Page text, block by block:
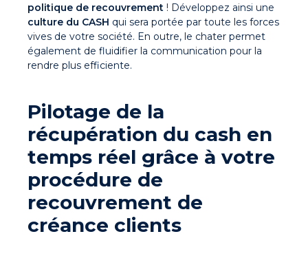
politique de recouvrement ! Développez ainsi une
culture du CASH qui sera portée par toute les forces
vives de votre société. En outre, le chater permet
également de fluidifier la communication pour la
rendre plus efficiente.
Pilotage de la
récupération du cash en
temps réel grâce à votre
procédure de
recouvrement de
créance clients